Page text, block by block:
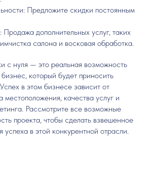
Предложите скидки постоянным
Продажа дополнительных услуг, таких
салона и восковая обработка.
с нуля — это реальная возможность
который будет приносить
в этом бизнесе зависит от
местоположения, качества услуг и
Рассмотрите все возможные
проекта, чтобы сделать взвешенное
в этой конкурентной отрасли.